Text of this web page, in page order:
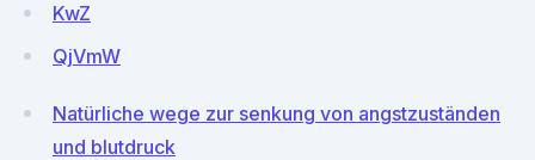
KwZ
QjVmW
Natürliche wege zur senkung von angstzuständen
und blutdruck